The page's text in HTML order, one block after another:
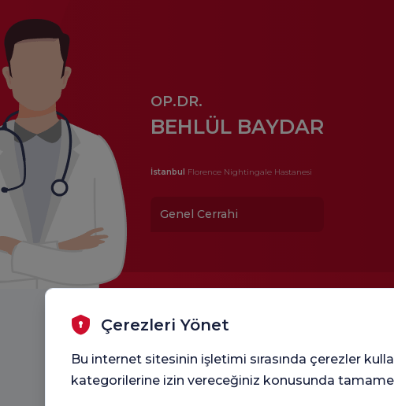
OP.DR.
BEHLÜL BAYDAR
İstanbul Florence Nightingale Hastanesi
Genel Cerrahi
Çerezleri Yönet
Bu internet sitesinin işletimi sırasında çerezler
kategorilerine izin vereceğiniz konusunda